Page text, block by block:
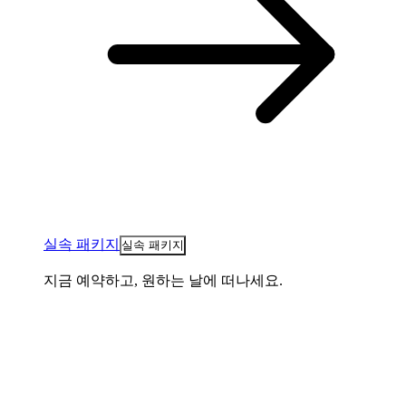
실속 패키지 실속 패키지
지금 예약하고, 원하는 날에 떠나세요.